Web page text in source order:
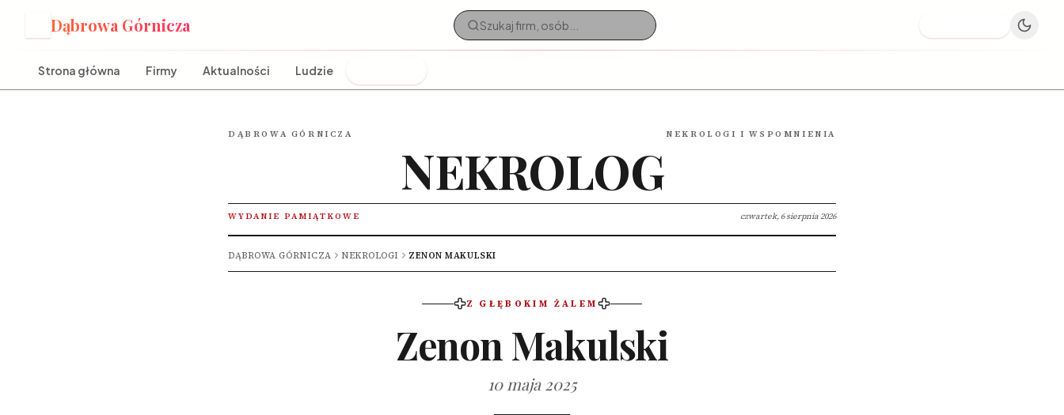
Dąbrowa Górnicza
Strona główna Firmy Aktualności Ludzie
DĄBROWA GÓRNICZA NEKROLOGI I WSPOMNIENIA
NEKROLOG
WYDANIE PAMIĄTKOWE czwartek, 6 sierpnia 2026
DĄBROWA GÓRNICZA NEKROLOGI ZENON MAKULSKI
Z GŁĘBOKIM ŻALEM
Zenon Makulski
10 maja 2025